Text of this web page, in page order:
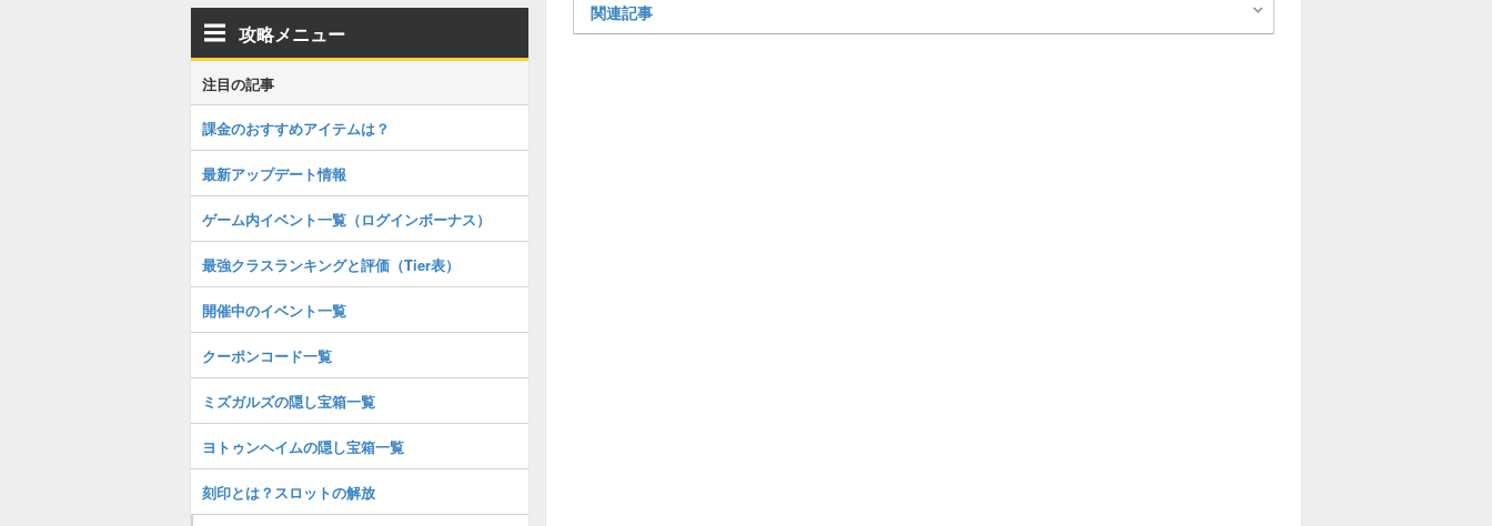
関連記事
攻略メニュー
注目の記事
課金のおすすめアイテムは？
最新アップデート情報
ゲーム内イベント一覧（ログインボーナス）
最強クラスランキングと評価（Tier表）
開催中のイベント一覧
クーポンコード一覧
ミズガルズの隠し宝箱一覧
ヨトゥンヘイムの隠し宝箱一覧
刻印とは？スロットの解放